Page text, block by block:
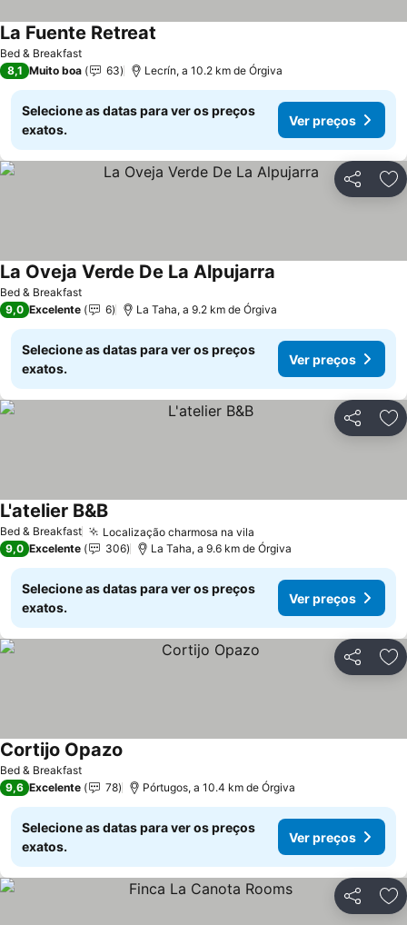
Bed & Breakfast
La Fuente Retreat
8,1 Muito boa 63 Lecrín, a 10.2 km de Órgiva
Selecione as datas para ver os preços
exatos.
Ver preços
Partilhar
Bed & Breakfast
La Oveja Verde De La Alpujarra
9,0 Excelente 6 La Taha, a 9.2 km de Órgiva
Selecione as datas para ver os preços
exatos.
Ver preços
Partilhar
Bed & Breakfast Localização charmosa na vila
L'atelier B&BVer preços
9,0 Excelente 306 La Taha, a 9.6 km de Órgiva
Selecione as datas para ver os preços
exatos.
Ver preços
Partilhar
Bed & Breakfast
Cortijo Opazo
9,6 Excelente 78 Pórtugos, a 10.4 km de Órgiva
Selecione as datas para ver os preços
exatos.
Ver preços
Partilhar